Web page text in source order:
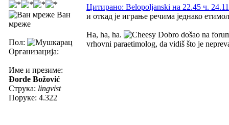
Ван
мреже
Пол:
Организација:
Име и презиме:
Đorđe Božović
Струка: lingvist
Поруке: 4.322
Цитирано: Belopoljanski на 22.45 ч.
и откад је играње речима једнако
Ha, ha, ha.
Dobro došao na
vrhovni paraetimolog, da vidiš što je